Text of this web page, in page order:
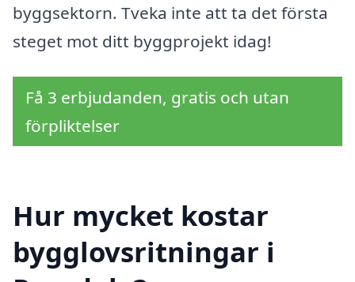
byggsektorn. Tveka inte att ta det första
steget mot ditt byggprojekt idag!
Få 3 erbjudanden, gratis och utan
förpliktelser
Hur mycket kostar
bygglovsritningar i